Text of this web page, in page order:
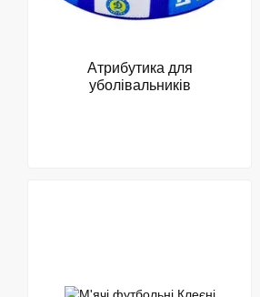
Атрибутика для
уболівальників